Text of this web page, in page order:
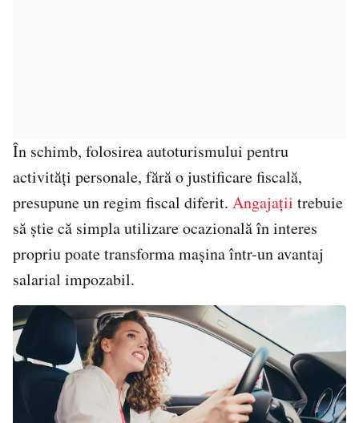
În schimb, folosirea autoturismului pentru
activități personale, fără o justificare fiscală,
presupune un regim fiscal diferit. Angajații trebuie
să știe că simpla utilizare ocazională în interes
propriu poate transforma mașina într-un avantaj
salarial impozabil.